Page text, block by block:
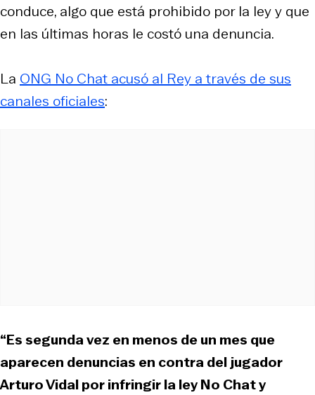
conduce, algo que está prohibido por la ley y que
en las últimas horas le costó una denuncia.
La ONG No Chat acusó al Rey a través de sus
canales oficiales:
“Es segunda vez en menos de un mes que
aparecen denuncias en contra del jugador
Arturo Vidal por infringir la ley No Chat y